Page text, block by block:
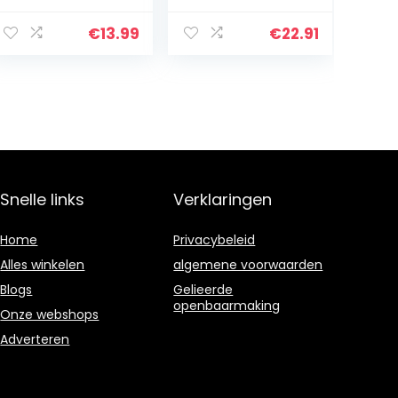
stuks
€13.99
ng katoen
€22.91
Snelle links
Home
Alles winkelen
Blogs
Onze webshops
Adverteren
Verklaringen
Privacybeleid
algemene voorwaarden
Gelieerde
openbaarmaking